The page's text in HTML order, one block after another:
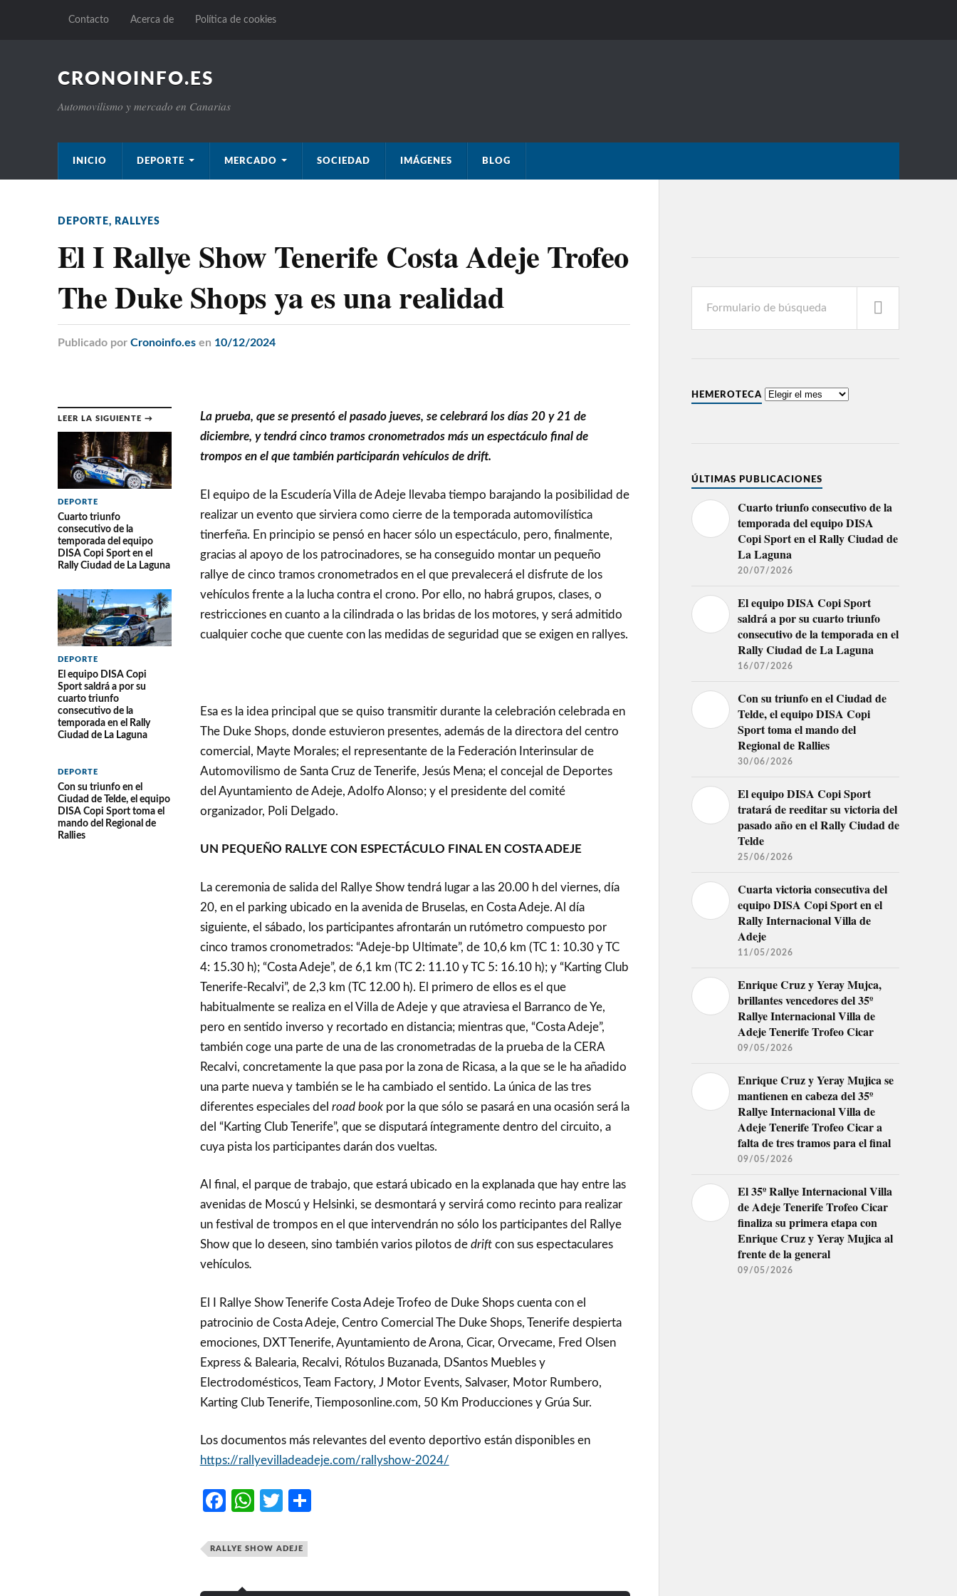
Contacto Acerca de Política de cookies
CRONOINFO.ES
Automovilismo y mercado en Canarias
INICIO DEPORTE MERCADO SOCIEDAD IMÁGENES BLOG
DEPORTE, RALLYES
El I Rallye Show Tenerife Costa Adeje Trofeo
The Duke Shops ya es una realidad
Publicado por Cronoinfo.es en 10/12/2024
LEER LA SIGUIENTE →
DEPORTE
Cuarto triunfo
consecutivo de la
temporada del equipo
DISA Copi Sport en el
Rally Ciudad de La Laguna
DEPORTE
El equipo DISA Copi
Sport saldrá a por su
cuarto triunfo
consecutivo de la
temporada en el Rally
Ciudad de La Laguna
DEPORTE
Con su triunfo en el
Ciudad de Telde, el equipo
DISA Copi Sport toma el
mando del Regional de
Rallies
La prueba, que se presentó el pasado jueves, se celebrará los días 20 y 21 de
diciembre, y tendrá cinco tramos cronometrados más un espectáculo final de
trompos en el que también participarán vehículos de drift.
El equipo de la Escudería Villa de Adeje llevaba tiempo barajando la posibilidad de
realizar un evento que sirviera como cierre de la temporada automovilística
tinerfeña. En principio se pensó en hacer sólo un espectáculo, pero, finalmente,
gracias al apoyo de los patrocinadores, se ha conseguido montar un pequeño
rallye de cinco tramos cronometrados en el que prevalecerá el disfrute de los
vehículos frente a la lucha contra el crono. Por ello, no habrá grupos, clases, o
restricciones en cuanto a la cilindrada o las bridas de los motores, y será admitido
cualquier coche que cuente con las medidas de seguridad que se exigen en rallyes.
Esa es la idea principal que se quiso transmitir durante la celebración celebrada en
The Duke Shops, donde estuvieron presentes, además de la directora del centro
comercial, Mayte Morales; el representante de la Federación Interinsular de
Automovilismo de Santa Cruz de Tenerife, Jesús Mena; el concejal de Deportes
del Ayuntamiento de Adeje, Adolfo Alonso; y el presidente del comité
organizador, Poli Delgado.
UN PEQUEÑO RALLYE CON ESPECTÁCULO FINAL EN COSTA ADEJE
La ceremonia de salida del Rallye Show tendrá lugar a las 20.00 h del viernes, día
20, en el parking ubicado en la avenida de Bruselas, en Costa Adeje. Al día
siguiente, el sábado, los participantes afrontarán un rutómetro compuesto por
cinco tramos cronometrados: “Adeje-bp Ultimate”, de 10,6 km (TC 1: 10.30 y TC
4: 15.30 h); “Costa Adeje”, de 6,1 km (TC 2: 11.10 y TC 5: 16.10 h); y “Karting Club
Tenerife-Recalvi”, de 2,3 km (TC 12.00 h). El primero de ellos es el que
habitualmente se realiza en el Villa de Adeje y que atraviesa el Barranco de Ye,
pero en sentido inverso y recortado en distancia; mientras que, “Costa Adeje”,
también coge una parte de una de las cronometradas de la prueba de la CERA
Recalvi, concretamente la que pasa por la zona de Ricasa, a la que se le ha añadido
una parte nueva y también se le ha cambiado el sentido. La única de las tres
diferentes especiales del road book por la que sólo se pasará en una ocasión será la
del “Karting Club Tenerife”, que se disputará íntegramente dentro del circuito, a
cuya pista los participantes darán dos vueltas.
Al final, el parque de trabajo, que estará ubicado en la explanada que hay entre las
avenidas de Moscú y Helsinki, se desmontará y servirá como recinto para realizar
un festival de trompos en el que intervendrán no sólo los participantes del Rallye
Show que lo deseen, sino también varios pilotos de driftcon sus espectaculares
vehículos.
El I Rallye Show Tenerife Costa Adeje Trofeo de Duke Shops cuenta con el
patrocinio de Costa Adeje, Centro Comercial The Duke Shops, Tenerife despierta
emociones, DXT Tenerife, Ayuntamiento de Arona, Cicar, Orvecame, Fred Olsen
Express & Balearia, Recalvi, Rótulos Buzanada, DSantos Muebles y
Electrodomésticos, Team Factory, J Motor Events, Salvaser, Motor Rumbero,
Karting Club Tenerife, Tiemposonline.com, 50 Km Producciones y Grúa Sur.
Los documentos más relevantes del evento deportivo están disponibles en
https://rallyevilladeadeje.com/rallyshow-2024/
Facebook
WhatsApp
Twitter
RALLYE SHOW ADEJE
HEMEROTECA
ÚLTIMAS PUBLICACIONES
Cuarto triunfo consecutivo de la
temporada del equipo DISA
Copi Sport en el Rally Ciudad de
La Laguna
20/07/2026
El equipo DISA Copi Sport
saldrá a por su cuarto triunfo
consecutivo de la temporada en el
Rally Ciudad de La Laguna
16/07/2026
Con su triunfo en el Ciudad de
Telde, el equipo DISA Copi
Sport toma el mando del
Regional de Rallies
30/06/2026
El equipo DISA Copi Sport
tratará de reeditar su victoria del
pasado año en el Rally Ciudad de
Telde
25/06/2026
Cuarta victoria consecutiva del
equipo DISA Copi Sport en el
Rally Internacional Villa de
Adeje
11/05/2026
Enrique Cruz y Yeray Mujca,
brillantes vencedores del 35º
Rallye Internacional Villa de
Adeje Tenerife Trofeo Cicar
09/05/2026
Enrique Cruz y Yeray Mujica se
mantienen en cabeza del 35º
Rallye Internacional Villa de
Adeje Tenerife Trofeo Cicar a
falta de tres tramos para el final
09/05/2026
El 35º Rallye Internacional Villa
de Adeje Tenerife Trofeo Cicar
finaliza su primera etapa con
Enrique Cruz y Yeray Mujica al
frente de la general
09/05/2026